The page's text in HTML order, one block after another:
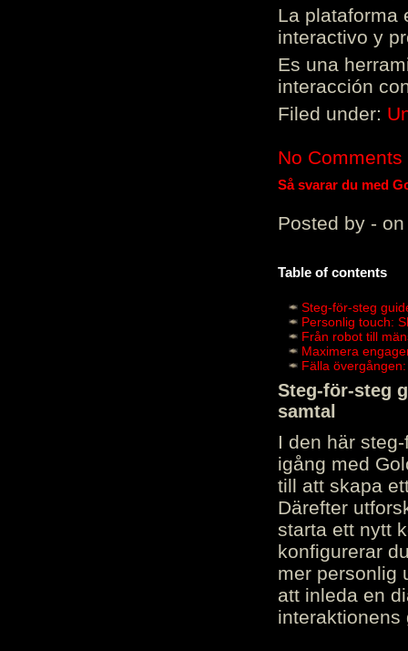
La plataforma
interactivo y
Es una
interacción
Filed under:
No Comments
Så svarar du med
Posted by - on
Table of contents
Steg-för-steg
Personlig touch:
Från robot till
Maximera
Fälla
Steg-för-steg
samtal
I den här
igång med
till att skapa
Därefter
starta ett nytt
konfigurerar
mer personlig
att inleda en
interaktionens